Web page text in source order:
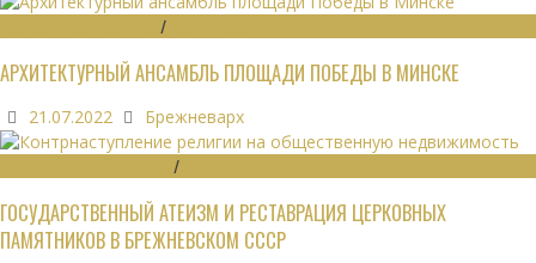
/
АРХИТЕКТУРНЫЙ АНСАМБЛЬ ПЛОЩАДИ ПОБЕДЫ В МИНСКЕ
21.07.2022 Брежневарх
/
ГОСУДАРСТВЕННЫЙ АТЕИЗМ И РЕСТАВРАЦИЯ ЦЕРКОВНЫХ
ПАМЯТНИКОВ В БРЕЖНЕВСКОМ СССР